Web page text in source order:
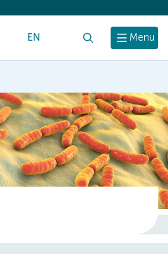
Menu
EN